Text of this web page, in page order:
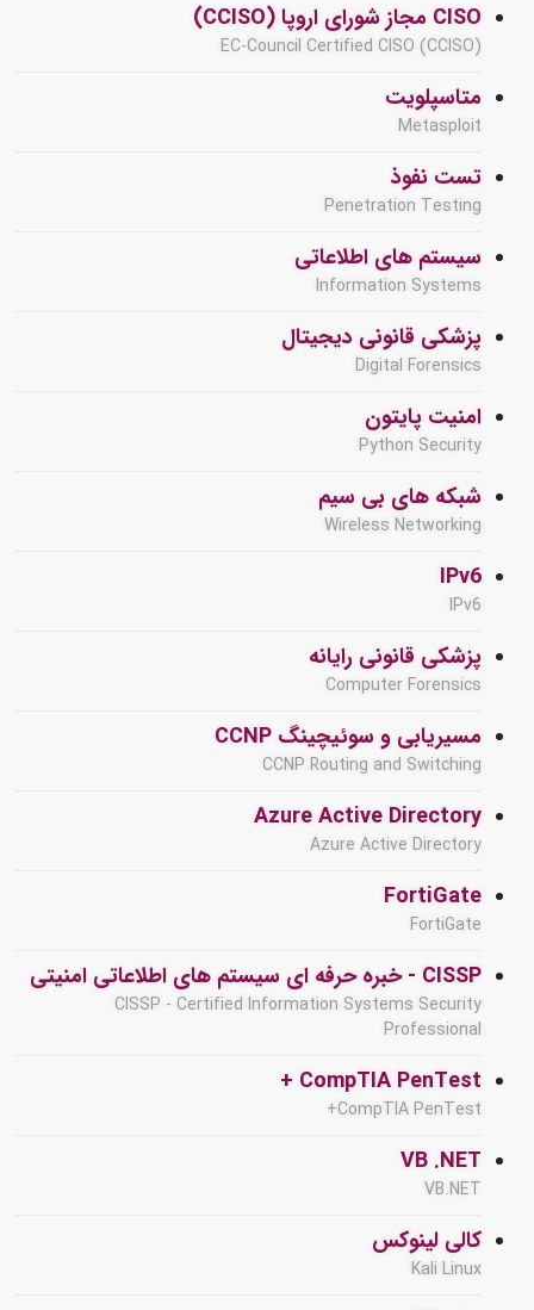
CISO مجاز شورای اروپا (CCISO)
EC-Council Certified CISO (CCISO)
متاسپلویت
Metasploit
تست نفوذ
Penetration Testing
سیستم های اطلاعاتی
Information Systems
پزشکی قانونی دیجیتال
Digital Forensics
امنیت پایتون
Python Security
شبکه های بی سیم
Wireless Networking
IPv6
IPv6
پزشکی قانونی رایانه
Computer Forensics
مسیریابی و سوئیچینگ CCNP
CCNP Routing and Switching
Azure Active Directory
Azure Active Directory
FortiGate
FortiGate
CISSP - خبره حرفه ای سیستم های اطلاعاتی امنیتی
CISSP - Certified Information Systems Security
Professional
CompTIA PenTest +
CompTIA PenTest+
VB .NET
VB.NET
کالی لینوکس
Kali Linux